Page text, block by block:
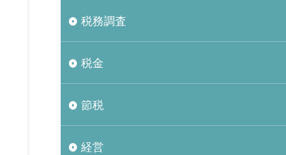
税務調査
税金
節税
経営